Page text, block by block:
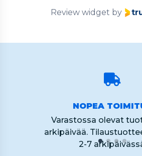
Review widget by
NOPEA
Varastossa olevat
arkipäivää.
2-7